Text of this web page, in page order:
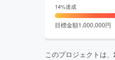
14%達成
目標金額1,000,000円
このプロジェクトは、